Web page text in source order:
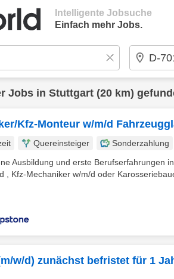
Intelligente Jobsuche
Einfach mehr Jobs.
Jobs in Stuttgart (20 km)
Kfz-Monteur w/m/d
Quereinsteiger
Sonderzahlung
Ausbildung und erste Berufserfahrungen
, Kfz-Mechaniker w/m/d oder
w/d) zunächst befristet für 1